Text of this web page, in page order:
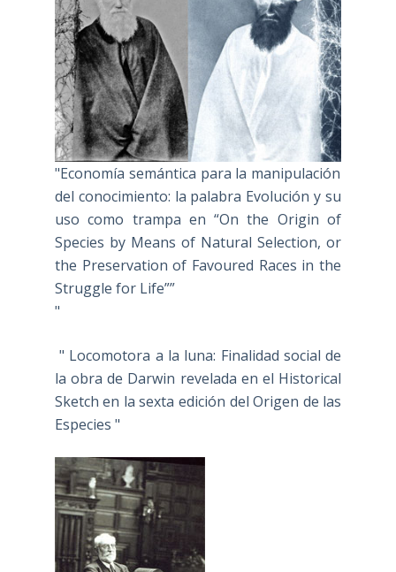
"Economía semántica para la manipulación
del conocimiento: la palabra Evolución y su
uso como trampa en “On the Origin of
Species by Means of Natural Selection, or
the Preservation of Favoured Races in the
Struggle for Life””
"
" Locomotora a la luna: Finalidad social de
la obra de Darwin revelada en el Historical
Sketch en la sexta edición del Origen de las
Especies "